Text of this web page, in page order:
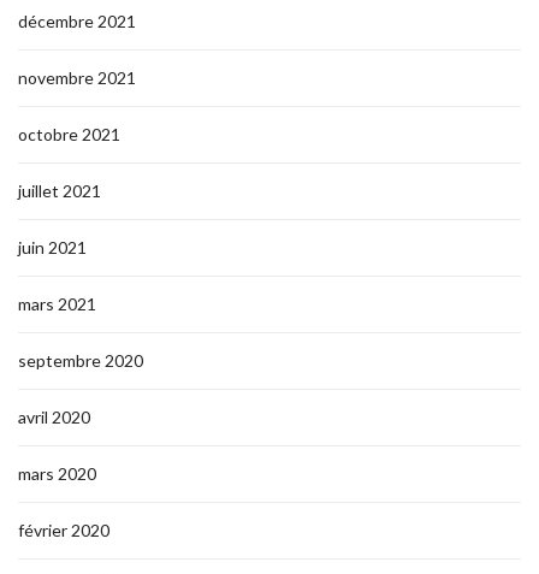
décembre 2021
novembre 2021
octobre 2021
juillet 2021
juin 2021
mars 2021
septembre 2020
avril 2020
mars 2020
février 2020